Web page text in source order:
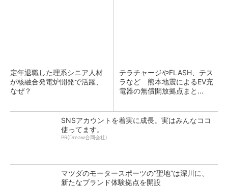
定年退職した理系シニア人材
が核融合発電炉開発で活躍、
なぜ？
テラチャージやFLASH、テス
ラなど 熊本地震によるEV充
電器の無償開放拠点まと...
SNSアカウントを着実に成長。実はみんなココ
使ってます。
PR(Dreaw合同会社)
マツダのモータースポーツの“聖地”は深川に、
新たなブランド体験拠点を開設